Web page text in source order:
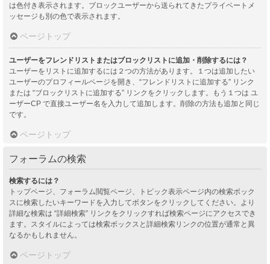
は色付き表示されます。ブロックユーザーから送られてきたプライベートメ
ッセージも別の色で表示されます。
ページトップ
ユーザーをフレンドリストまたはブロックリストに追加・削除するには？
ユーザーをリストに追加するには２つの方法があります。１つは追加したい
ユーザーのプロフィールページを開き、“フレンドリストに追加する” リンク
または “ブロックリストに追加する” リンクをクリックします。もう１つは ユ
ーザーCP で直接ユーザー名を入力して追加します。削除の方法も追加と同じ
です。
ページトップ
フォーラムの検索
検索するには？
トップページ、フォーラム閲覧ページ、トピック表示ページ内の検索ボック
スに検索したいキーワードを入力してボタンをクリックしてください。より
詳細な検索は “詳細検索” リンクをクリックすれば検索ページにアクセスでき
ます。スタイルによっては検索ボックスと詳細検索リンクの位置が通常と異
なるかもしれません。
ページトップ